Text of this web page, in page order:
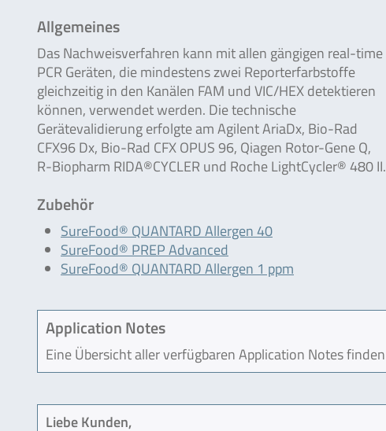
Allgemeines
Das Nachweisverfahren kann mit allen gängigen real-time
PCR Geräten, die mindestens zwei Reporterfarbstoffe
gleichzeitig in den Kanälen FAM und VIC/HEX detektieren
können, verwendet werden. Die technische
Gerätevalidierung erfolgte am Agilent AriaDx, Bio-Rad
CFX96 Dx, Bio-Rad CFX OPUS 96, Qiagen Rotor-Gene Q,
R-Biopharm RIDA®CYCLER und Roche LightCycler® 480 II.
Zubehör
SureFood® QUANTARD Allergen 40
SureFood® PREP Advanced
SureFood® QUANTARD Allergen 1 ppm
Application Notes
Eine Übersicht aller verfügbaren Application Notes
Liebe Kunden,